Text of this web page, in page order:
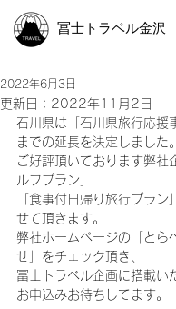
冨士トラベル金沢
2022年6月3日
更新日： 2022年11月2日
石川県は「石川県旅行応援
までの延長を決定しました
ご好評頂いております弊社
ルフプラン」
「食事付日帰り旅行プラン
せて頂きます。
弊社ホームページの「とら
せ」をチェック頂き、
冨士トラベル企画に搭載い
お申込みお待ちしてます。